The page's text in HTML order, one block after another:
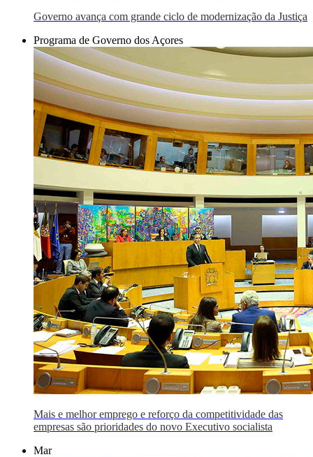
Governo avança com grande ciclo de modernização da Justiça
Programa de Governo dos Açores
Mais e melhor emprego e reforço da competitividade das
empresas são prioridades do novo Executivo socialista
Mar